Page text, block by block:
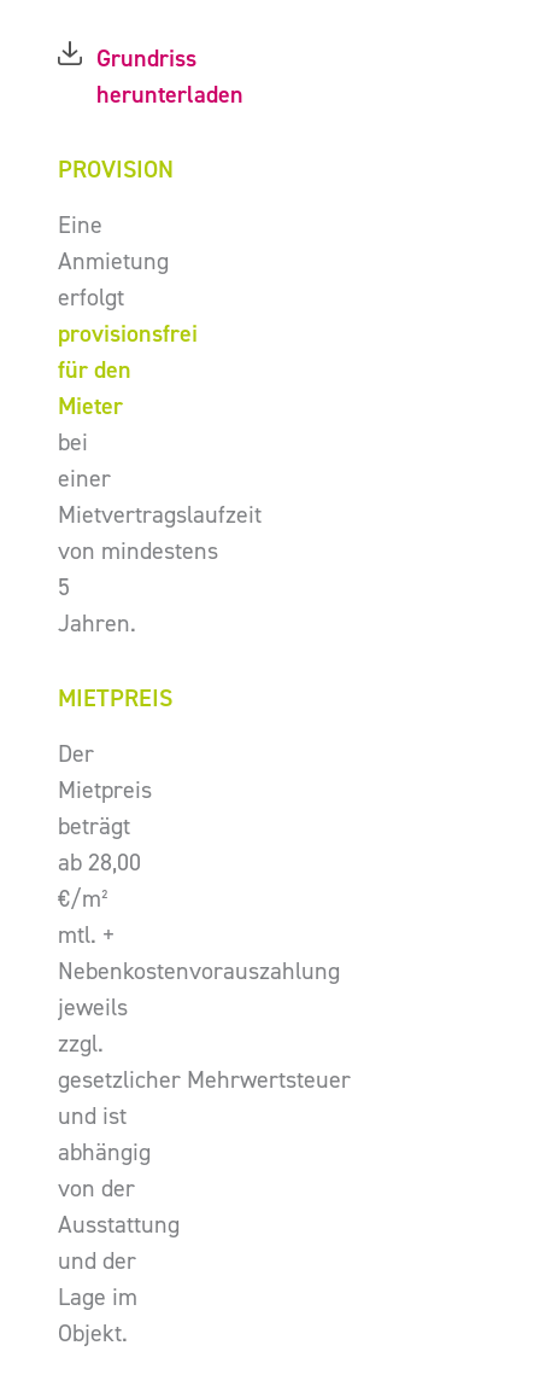
Grundriss
herunterladen
PROVISION
Eine
Anmietung
erfolgt
provisionsfrei
für den
Mieter
bei
einer
Mietvertragslaufzeit
von mindestens
5
Jahren.
MIETPREIS
Der
Mietpreis
beträgt
ab 28,00
€/m²
mtl. +
Nebenkostenvorauszahlung
jeweils
zzgl.
gesetzlicher Mehrwertsteuer
und ist
abhängig
von der
Ausstattung
und der
Lage im
Objekt.